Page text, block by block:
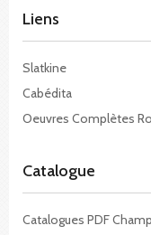
Liens
Slatkine
Cabédita
Oeuvres Complètes
Catalogue
Catalogues PDF